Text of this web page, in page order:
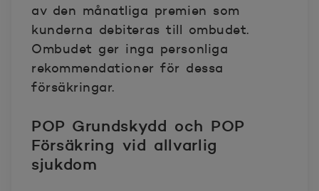
av den månatliga premien som
kunderna debiteras till ombudet.
Ombudet ger inga personliga
rekommendationer för dessa
försäkringar.
POP Grundskydd och POP
Försäkring vid allvarlig
sjukdom